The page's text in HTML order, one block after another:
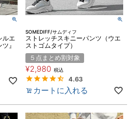
ルエ
』
SOMEDIFF/サムディフ
ストレッチスキニーパンツ（ウエ
ストゴムタイプ）
５点まとめ割対象
¥2,980 税込
4.63
カートに入れる